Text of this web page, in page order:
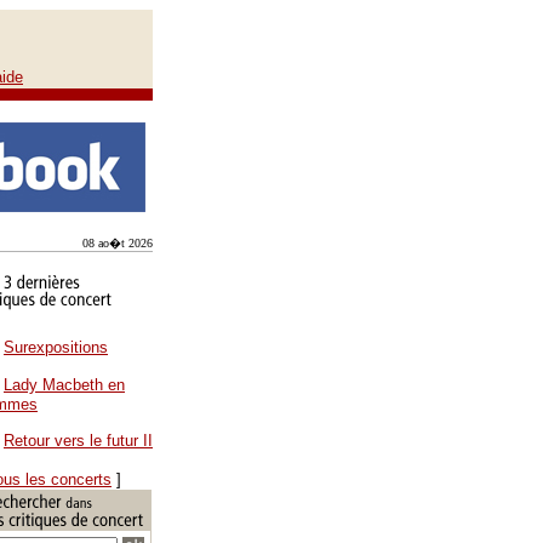
08 ao�t 2026
Surexpositions
Lady Macbeth en
Retour vers le futur II
les concerts ]